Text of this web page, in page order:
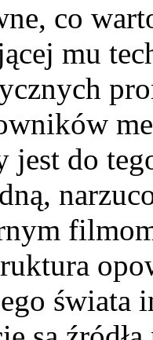
co
mu
jest do